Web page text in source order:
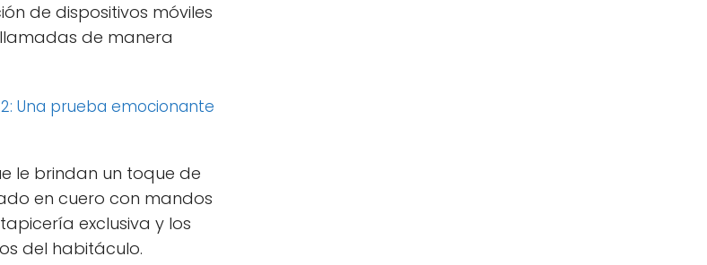
de dispositivos móviles
de manera
Una prueba emocionante
le brindan un toque de
en cuero con mandos
exclusiva y los
del habitáculo.